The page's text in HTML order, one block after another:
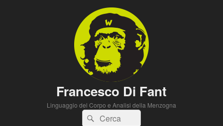
Francesco Di Fant
Linguaggio del Corpo e Analisi della Menzogna
Cerca:Cerca